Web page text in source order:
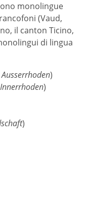
monolingue
(Vaud,
il canton Ticino,
di lingua
)
)
)